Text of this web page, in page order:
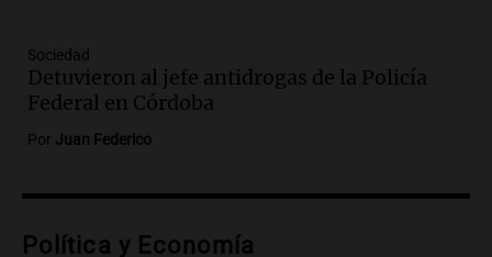
dólares para infraestructura a través del
Proyecto Vicuña de minería
Noticias
Audio.Fuego en Córdoba: bomberos
Yacanto
Episodios
Sociedad
Detuvieron al jefe antidrogas de la Policía
Federal en Córdoba
Por Juan Federico
Política y Economía